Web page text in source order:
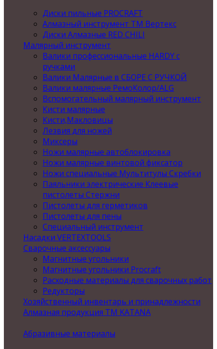
Диски пильные PROCRAFT
Алмазный инструмент ТМ Вертекс
Диски Алмазные RED CHILI
Малярный инструмент
Валики профессиональные HARDY с
ручками
Валики Малярные в СБОРЕ С РУЧКОЙ
Валики малярные РемоКолор/ALG
Вспомогательный малярный инструмент
Кисти малярные
Кисти,Макловицы
Лезвия для ножей
Миксеры
Ножи малярные автоблокировка
Ножи малярные винтовой фиксатор
Ножи специальные Мультитулы Скребки
Паяльники электрические Клеевые
пистолеты Стержни
Пистолеты для герметиков
Пистолеты для пены
Специальный инструмент
Насадки VERTEXTOOLS
Сварочные аксессуары
Магнитные угольники
Магнитные угольники Procraft
Расходные материалы для сварочных работ
Редукторы
Хозяйственный инвентарь и принадлежности
Алмазная продукция ТМ KATANA
Абразивные материалы